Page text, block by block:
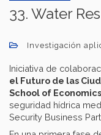
33. Water
Investigación
Iniciativa de
el Futuro de las
School of Economics
seguridad hídrica
Security Business